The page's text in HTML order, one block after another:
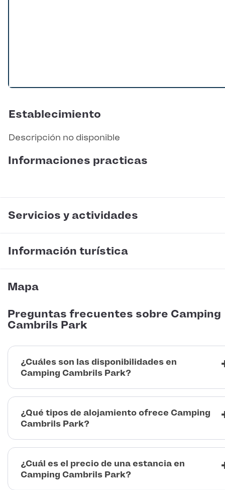
Establecimiento
Descripción no disponible
Informaciones practicas
Servicios y actividades
Información turística
Mapa
Preguntas frecuentes sobre Camping
Cambrils Park
¿Cuáles son las disponibilidades en
Camping Cambrils Park?
¿Qué tipos de alojamiento ofrece Camping
Cambrils Park?
¿Cuál es el precio de una estancia en
Camping Cambrils Park?